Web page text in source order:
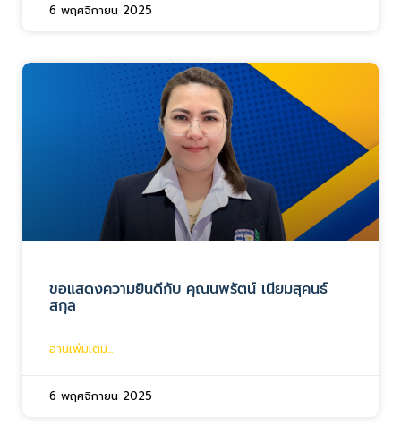
6 พฤศจิกายน 2025
ขอแสดงความยินดีกับ คุณนพรัตน์ เนียมสุคนธ์
สกุล
อ่านเพิ่มเติม...
6 พฤศจิกายน 2025